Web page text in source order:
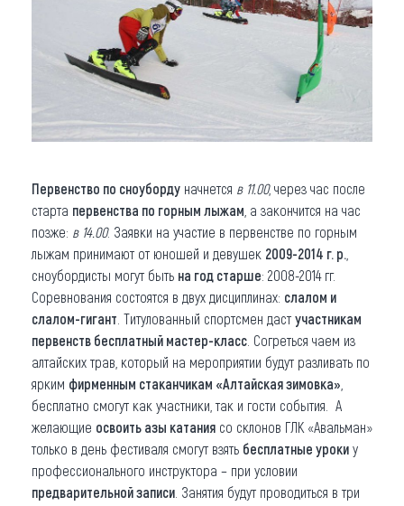
Первенство по сноуборду начнется в 11.00, через час после
старта первенства по горным лыжам , а закончится на час
позже: в 14.00. Заявки на участие в первенстве по горным
лыжам принимают от юношей и девушек 2009-2014 г. р.
сноубордисты могут быть на год старше: 2008-2014 гг.
Соревнования состоятся в двух дисциплинах: слалом и
слалом-гигант . Титулованный спортсмен даст участникам
первенств бесплатный мастер-класс . Согреться чаем из
алтайских трав, который на мероприятии будут разливать по
ярким фирменным стаканчикам «Алтайская зимовка»
бесплатно смогут как участники, так и гости события. А
желающие освоить азы катания со склонов ГЛК «Авальман»
только в день фестиваля смогут взять бесплатные уроки у
профессионального инструктора – при условии
предварительной записи . Занятия будут проводиться в три